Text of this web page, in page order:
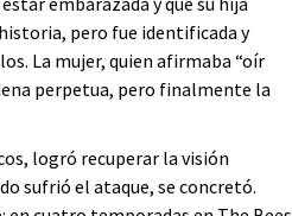
pero fue identificada y
La mujer, quien afirmaba “oír
perpetua, pero finalmente la
logró recuperar la visión
sufrió el ataque, se concretó.